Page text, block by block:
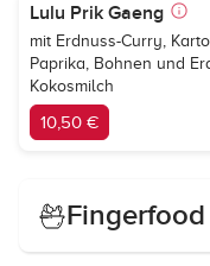
Lulu Prik Gaeng
mit Erdnuss-Curry,
Paprika, Bohnen und
Kokosmilch
10,50 €
Fingerfood